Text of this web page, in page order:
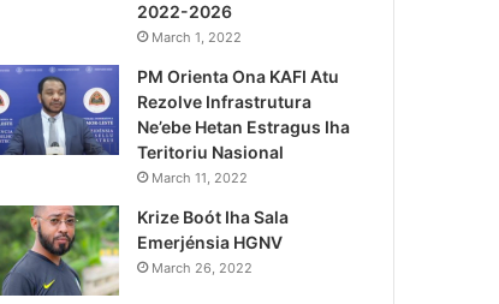
Governu Promete Tau
Minerais no Setór
2022-2026
March 1, 2022
PM Orienta Ona KAFI Atu
Rezolve Infrastrutura
Ne’ebe Hetan Estragus Iha
Teritoriu Nasional
March 11, 2022
Krize Boót Iha Sala
Emerjénsia HGNV
March 26, 2022